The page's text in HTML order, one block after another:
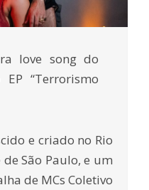
love song do
“Terrorismo
e criado no Rio
São Paulo, e um
de MCs Coletivo